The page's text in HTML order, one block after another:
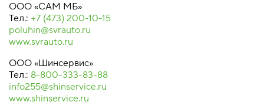
ООО «САМ МБ»
Тел.: +7 (473) 200-10-15
poluhin@svrauto.ru
www.svrauto.ru
ООО «Шинсервис»
Тел.: 8-800-333-83-88
info255@shinservice.ru
www.shinservice.ru